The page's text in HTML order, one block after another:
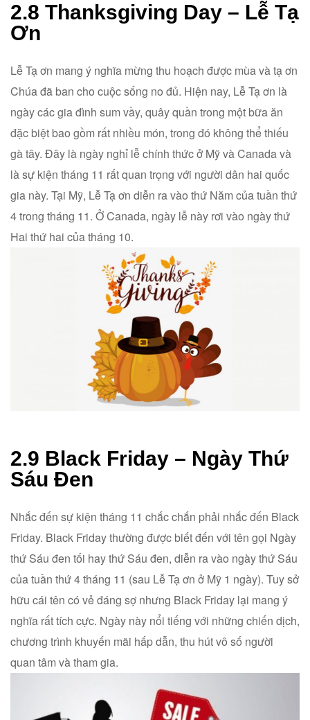
2.8 Thanksgiving Day – Lễ Tạ
Ơn
Lễ Tạ ơn mang ý nghĩa mừng thu hoạch được mùa và tạ ơn
Chúa đã ban cho cuộc sống no đủ. Hiện nay, Lễ Tạ ơn là
ngày các gia đình sum vầy, quây quần trong một bữa ăn
đặc biệt bao gồm rất nhiều món, trong đó không thể thiếu
gà tây. Đây là ngày nghỉ lễ chính thức ở Mỹ và Canada và
là sự kiện tháng 11 rất quan trọng với người dân hai quốc
gia này. Tại Mỹ, Lễ Tạ ơn diễn ra vào thứ Năm của tuần thứ
4 trong tháng 11. Ở Canada, ngày lễ này rơi vào ngày thứ
Hai thứ hai của tháng 10.
2.9 Black Friday – Ngày Thứ
Sáu Đen
Nhắc đến sự kiện tháng 11 chắc chắn phải nhắc đến Black
Friday. Black Friday thường được biết đến với tên gọi Ngày
thứ Sáu đen tối hay thứ Sáu đen, diễn ra vào ngày thứ Sáu
của tuần thứ 4 tháng 11 (sau Lễ Tạ ơn ở Mỹ 1 ngày). Tuy sở
hữu cái tên có vẻ đáng sợ nhưng Black Friday lại mang ý
nghĩa rất tích cực. Ngày này nổi tiếng với những chiến dịch,
chương trình khuyến mãi hấp dẫn, thu hút vô số người
quan tâm và tham gia.